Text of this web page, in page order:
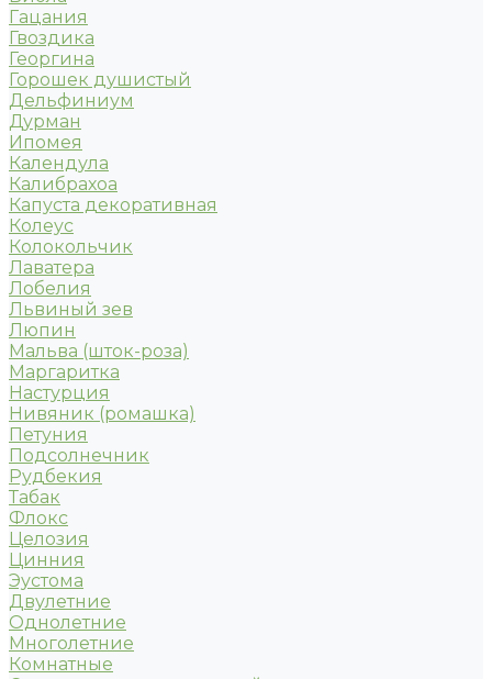
Гацания
Гвоздика
Георгина
Горошек душистый
Дельфиниум
Дурман
Ипомея
Календула
Калибрахоа
Капуста декоративная
Колеус
Колокольчик
Лаватера
Лобелия
Львиный зев
Люпин
Мальва (шток-роза)
Маргаритка
Настурция
Нивяник (ромашка)
Петуния
Подсолнечник
Рудбекия
Табак
Флокс
Целозия
Цинния
Эустома
Двулетние
Однолетние
Многолетние
Комнатные